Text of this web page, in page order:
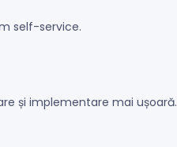
self-service.
și implementare mai ușoară.